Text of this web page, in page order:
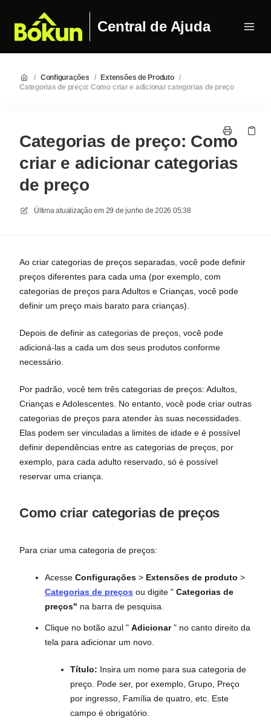
Central de Ajuda
/ Configurações / Extensões de Produto /
Categorias de preço: Como criar e adicionar categorias de preço
Categorias de preço: Como
criar e adicionar categorias
de preço
Última atualização em 29 de junho de 2026 05:38
Ao criar categorias de preços separadas, você pode definir
preços diferentes para cada uma (por exemplo, com
categorias de preços para Adultos e Crianças, você pode
definir um preço mais barato para crianças).
Depois de definir as categorias de preços, você pode
adicioná-las a cada um dos seus produtos conforme
necessário.
Por padrão, você tem três categorias de preços: Adultos,
Crianças e Adolescentes. No entanto, você pode criar outras
categorias de preços para atender às suas necessidades.
Elas podem ser vinculadas a limites de idade e é possível
definir dependências entre as categorias de preços, por
exemplo, para cada adulto reservado, só é possível
reservar uma criança.
Como criar categorias de preços
Para criar uma categoria de preços:
Acesse Configurações > Extensões de produto >
Categorias de preços ou digite " Categorias de
preços" na barra de pesquisa.
Clique no botão azul " Adicionar" no canto direito da
tela para adicionar um novo.
Título: Insira um nome para sua categoria de
preço. Pode ser, por exemplo, Grupo, Preço
por ingresso, Família de quatro, etc. Este
campo é obrigatório.